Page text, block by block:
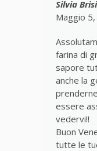
Silvia Brisi
Maggio
farina di
sapore
anche la
essere
vedervi!!
Buon
tutte le